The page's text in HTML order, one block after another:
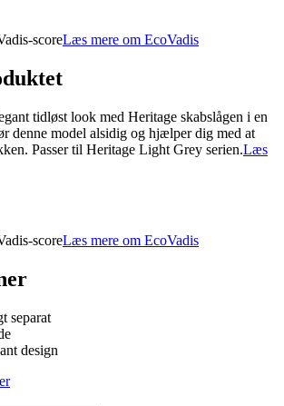
scoreLæs mere om EcoVadis
tidløst look med Heritage skabslågen i en
denne model alsidig og hjælper dig med at
Passer til Heritage Light Grey serien.Læs
scoreLæs mere om EcoVadis
separat
design